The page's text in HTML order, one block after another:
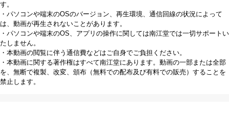
す。
・パソコンや端末のOSのバージョン、再生環境、通信回線の状況によって
は、動画が再生されないことがあります。
・パソコンや端末のOS、アプリの操作に関しては南江堂では一切サポートい
たしません。
・本動画の閲覧に伴う通信費などはご自身でご負担ください。
・本動画に関する著作権はすべて南江堂にあります。動画の一部または全部
を、無断で複製、改変、頒布（無料での配布及び有料での販売）することを
禁止します。